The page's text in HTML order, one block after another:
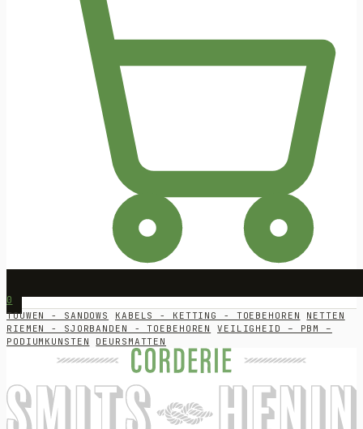
0
TOUWEN - SANDOWS KABELS - KETTING - TOEBEHOREN
NETTEN
RIEMEN - SJORBANDEN - TOEBEHOREN
VEILIGHEID – PBM –
PODIUMKUNSTEN
DEURSMATTEN